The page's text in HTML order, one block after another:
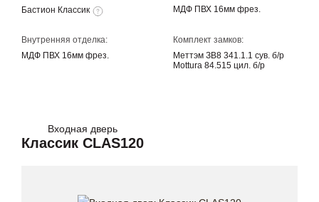
Бастион Классик
МДФ ПВХ 16мм фрез.
Внутренняя отделка:
МДФ ПВХ 16мм фрез.
Комплект замков:
Меттэм ЗВ8 341.1.1 сув. б/р
Mottura 84.515 цил. б/р
Входная дверь
Классик CLAS120